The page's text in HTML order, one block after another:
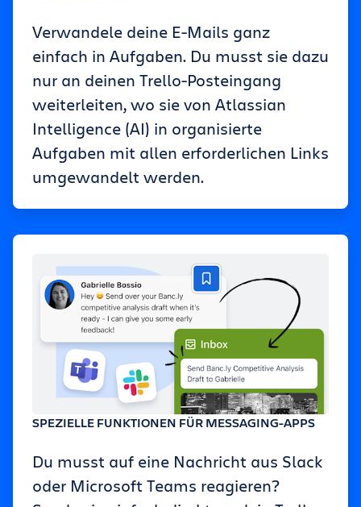
Verwandele deine E-Mails ganz
einfach in Aufgaben. Du musst sie dazu
nur an deinen Trello-Posteingang
weiterleiten, wo sie von Atlassian
Intelligence (AI) in organisierte
Aufgaben mit allen erforderlichen Links
umgewandelt werden.
SPEZIELLE FUNKTIONEN FÜR MESSAGING-APPS
Du musst auf eine Nachricht aus Slack
oder Microsoft Teams reagieren?